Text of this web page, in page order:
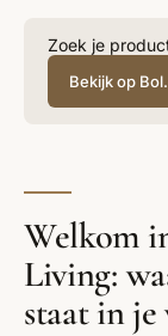
Zoek je
Bekijk op
Welkom
Living:
staat in